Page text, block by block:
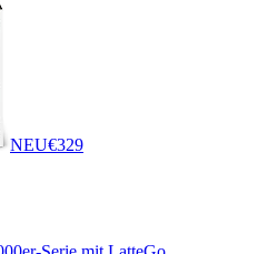
NEU€329